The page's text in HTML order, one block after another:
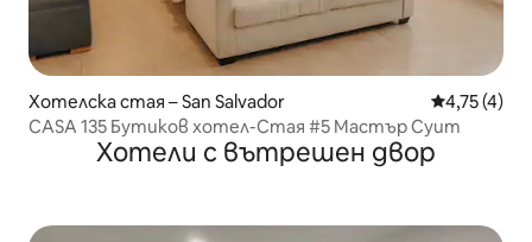
Хотелска стая – San Salvador Средна
4,75 (4)
CASA 135 Бутиков хотел-Стая #5 Мастър Суит
Хотели с вътрешен двор